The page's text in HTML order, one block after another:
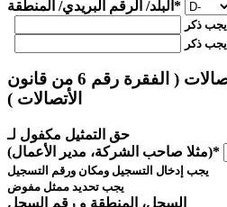
البلد/ الرقم البريدي/ المنطقة*
يجب ذكر
يجب ذكر
البيانات طبقا لقانون الأتصالات ( الفقرة رقم 6 من قانون
الأتصالات )
حق التمثيل مكفول لـ
(مثلا صاحب الشركة، مدير الأعمال)*
يجب إدخال التسجيل ومكان ورقم التسجيل
يجب تحديد ممثل مفوض
السجل، المنطقة و رقم السجل